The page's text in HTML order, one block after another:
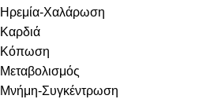
Ηρεμία-Χαλάρωση
Καρδιά
Κόπωση
Μεταβολισμός
Μνήμη-Συγκέντρωση